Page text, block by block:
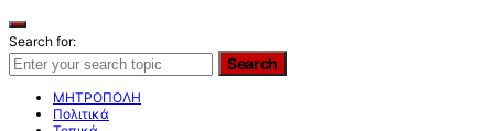
Search for:
Search
ΜΗΤΡΟΠΟΛΗ
Πολιτικά